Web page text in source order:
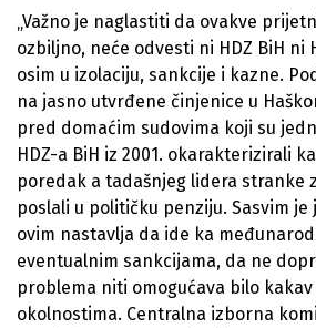
„Važno je naglastiti da ovakve
ozbiljno, neće odvesti ni HDZ BiH ni
osim u izolaciju, sankcije i kazne.
na jasno utvrđene činjenice u
pred domaćim sudovima koji su
HDZ-a BiH iz 2001. okarakterizirali
poredak a tadašnjeg lidera stranke
poslali u političku penziju. Sasvim je
ovim nastavlja da ide ka
eventualnim sankcijama, da ne
problema niti omogućava bilo
okolnostima. Centralna izborna